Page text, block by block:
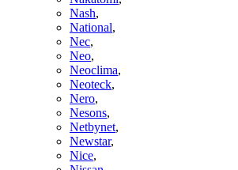
Nash,
National,
Nec,
Neo,
Neoclima,
Neoteck,
Nero,
Nesons,
Netbynet,
Newstar,
Nice,